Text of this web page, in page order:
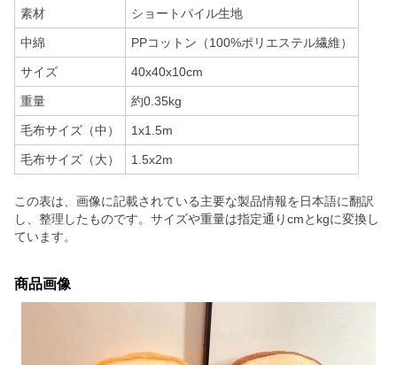
素材 ショートパイル生地
中綿 PPコットン（100%ポリエステル繊維）
サイズ 40x40x10cm
重量 約0.35kg
毛布サイズ（中） 1x1.5m
毛布サイズ（大） 1.5x2m
この表は、画像に記載されている主要な製品情報を日本語に翻訳
し、整理したものです。サイズや重量は指定通りcmとkgに変換し
ています。
商品画像